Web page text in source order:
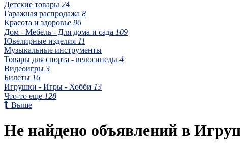
Детские товары 24
Гаражная распродажа 8
Красота и здоровье 96
Дом - Мебель - Для дома и сада 109
Ювелирные изделия 11
Музыкальные инструменты
Товары для спорта - велосипеды 4
Видеоигры 3
Билеты 16
Игрушки - Игры - Хобби 13
Что-то еще 128
Выше
Не найдено объявлений в